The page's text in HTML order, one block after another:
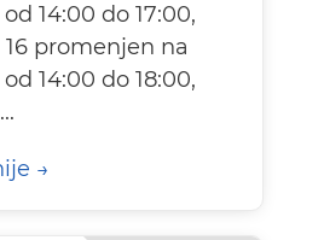
14:00 do 17:00,
promenjen na
14:00 do 18:00,